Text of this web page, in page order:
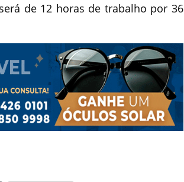
de 12 horas de trabalho por 36